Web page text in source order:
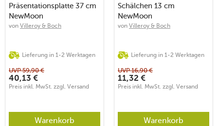
Präsentationsplatte 37 cm
NewMoon
von Villeroy & Boch
Lieferung in 1-2 Werktagen
UVP59,90 €
40,13 €
Preis inkl. MwSt. zzgl. Versand
Warenkorb
Schälchen 13 cm
NewMoon
von Villeroy & Boch
Lieferung in 1-2 Werktagen
UVP16,90 €
11,32 €
Preis inkl. MwSt. zzgl. Versand
Warenkorb